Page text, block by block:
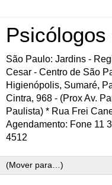
São Paulo: Jardins -
Cesar - Centro de São
Higienópolis, Sumaré,
Cintra, 968 - (Prox Av.
Paulista) * Rua Frei
Agendamento: Fone 11
4512